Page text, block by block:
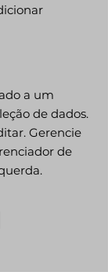
a um
de dados.
Gerencie
de